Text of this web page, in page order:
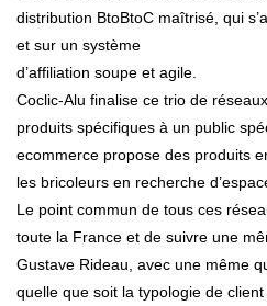
distribution BtoBtoC maîtrisé, qui
et sur un système
d’affiliation soupe et agile.
Coclic-Alu finalise ce trio de
produits spécifiques à un public
ecommerce propose des produits
les bricoleurs en recherche
Le point commun de tous ces
toute la France et de suivre une
Gustave Rideau, avec une même
quelle que soit la typologie de client